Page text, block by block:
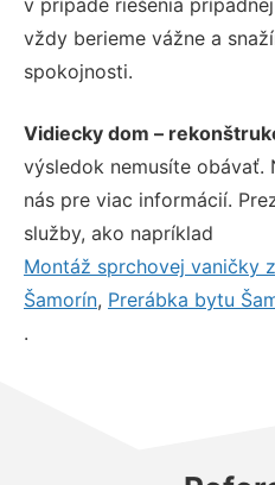
vždy berieme vážne a
spokojnosti.
Vidiecky dom –
výsledok nemusíte obávať.
nás pre viac informácií.
služby, ako napríklad
Montáž sprchovej vaničky
Šamorín, Prerábka bytu
.